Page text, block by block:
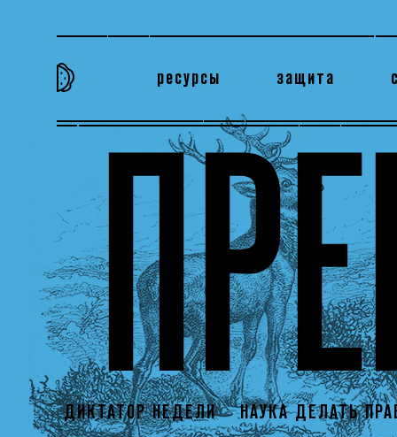
ресурсы защита
та самая история тёмная материя
ДИКТАТОР НЕДЕЛИ НАУКА ДЕЛАТЬ